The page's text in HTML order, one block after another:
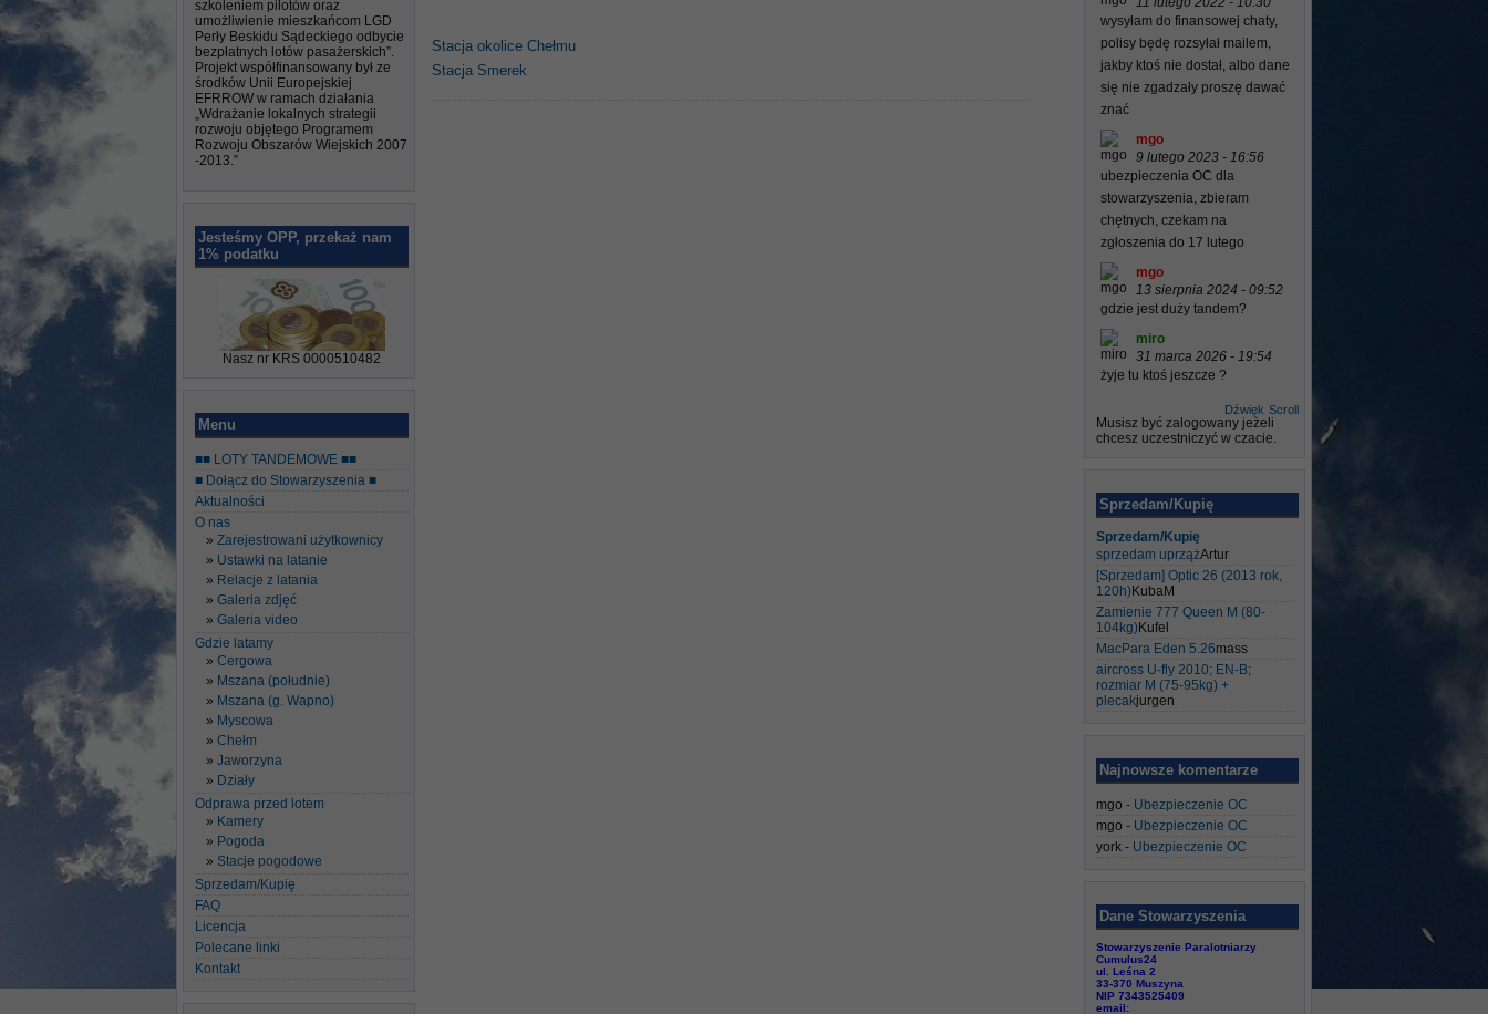
szkoleniem pilotów oraz
umożliwienie mieszkańcom LGD
Perły Beskidu Sądeckiego odbycie
bezpłatnych lotów pasażerskich”.
Projekt współfinansowany był ze
środków Unii Europejskiej
EFRROW w ramach działania
„Wdrażanie lokalnych strategii
rozwoju objętego Programem
Rozwoju Obszarów Wiejskich 2007
-2013.”
Jesteśmy OPP, przekaż nam
1% podatku
Nasz nr KRS 0000510482
Menu
■■ LOTY TANDEMOWE ■■
■ Dołącz do Stowarzyszenia ■
Aktualności
O nas
Zarejestrowani użytkownicy
Ustawki na latanie
Relacje z latania
Galeria zdjęć
Galeria video
Gdzie latamy
Cergowa
Mszana (południe)
Mszana (g. Wapno)
Myscowa
Chełm
Jaworzyna
Działy
Odprawa przed lotem
Kamery
Pogoda
Stacje pogodowe
Sprzedam/Kupię
FAQ
Licencja
Polecane linki
Kontakt
Stacja okolice Chełmu
Stacja Smerek
wysyłam do finansowej chaty,
polisy będę rozsyłał mailem,
jakby ktoś nie dostał, albo dane
się nie zgadzały proszę dawać
znać
mgo
9 lutego 2023 - 16:56
ubezpieczenia OC dla
stowarzyszenia, zbieram
chętnych, czekam na
zgłoszenia do 17 lutego
mgo
13 sierpnia 2024 - 09:52
gdzie jest duży tandem?
miro
31 marca 2026 - 19:54
żyje tu ktoś jeszcze ?
Scroll
Dźwięk
Musisz być zalogowany jeżeli
chcesz uczestniczyć w czacie.
Sprzedam/Kupię
Sprzedam/Kupię
sprzedam uprzążArtur
[Sprzedam] Optic 26 (2013 rok,
120h) KubaM
Zamienie 777 Queen M (80-
104kg) Kufel
MacPara Eden 5.26mass
aircross U-fly 2010; EN-B;
rozmiar M (75-95kg) +
plecakjurgen
Najnowsze komentarze
mgo - Ubezpieczenie OC
mgo - Ubezpieczenie OC
york - Ubezpieczenie OC
Dane Stowarzyszenia
Stowarzyszenie Paralotniarzy
Cumulus24
ul. Leśna 2
33-370 Muszyna
NIP 7343525409
email: